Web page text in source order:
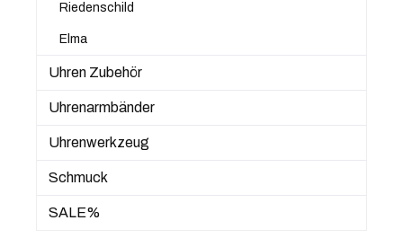
Riedenschild
Elma
Uhren Zubehör
Uhrenarmbänder
Uhrenwerkzeug
Schmuck
SALE%